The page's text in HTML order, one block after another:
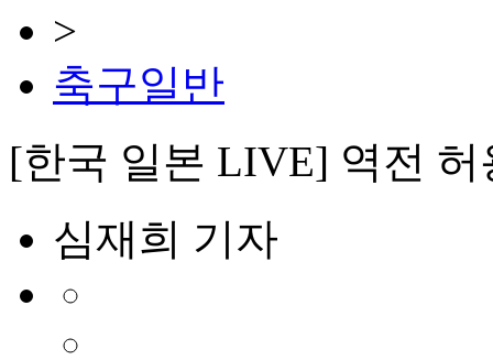
>
축구일반
[한국 일본 LIVE] 역전
심재희 기자